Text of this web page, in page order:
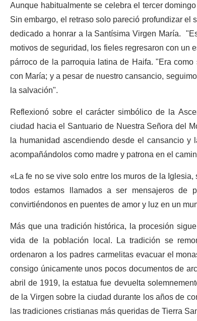
Aunque habitualmente se celebra el tercer
Sin embargo, el retraso solo pareció profundizar
dedicado a honrar a la Santísima Virgen María.
motivos de seguridad, los fieles regresaron con
párroco de la parroquia latina de Haifa. "Era
con María; y a pesar de nuestro cansancio,
la salvación".
Reflexionó sobre el carácter simbólico de la
ciudad hacia el Santuario de Nuestra Señora del
la humanidad ascendiendo desde el cansancio
acompañándolos como madre y patrona en el
«La fe no se vive solo entre los muros de la
todos estamos llamados a ser mensajeros
convirtiéndonos en puentes de amor y luz en un
Más que una tradición histórica, la procesión
vida de la población local. La tradición se
ordenaron a los padres carmelitas evacuar el
consigo únicamente unos pocos documentos de
abril de 1919, la estatua fue devuelta
de la Virgen sobre la ciudad durante los años de
las tradiciones cristianas más queridas de Tierra